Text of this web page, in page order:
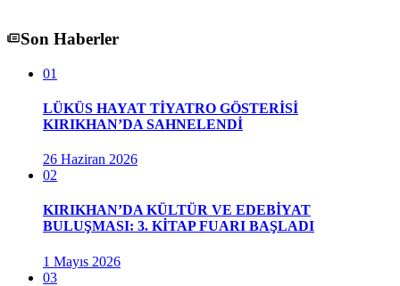
Son Haberler
01
LÜKÜS HAYAT TİYATRO GÖSTERİSİ
KIRIKHAN’DA SAHNELENDİ
26 Haziran 2026
02
KIRIKHAN’DA KÜLTÜR VE EDEBİYAT
BULUŞMASI: 3. KİTAP FUARI BAŞLADI
1 Mayıs 2026
03